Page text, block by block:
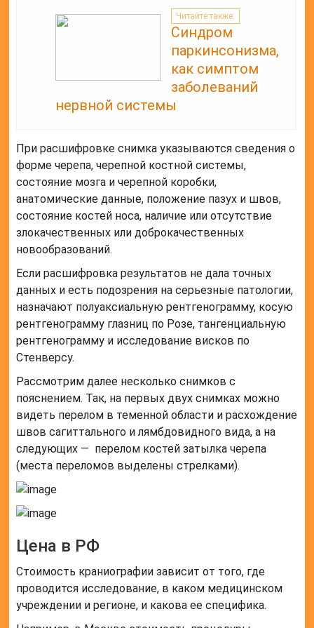
Читайте также:
Синдром
паркинсонизма,
как симптом
заболеваний
нервной системы
При расшифровке снимка указываются сведения о
форме черепа, черепной костной системы,
состояние мозга и черепной коробки,
анатомические данные, положение пазух и швов,
состояние костей носа, наличие или отсутствие
злокачественных или доброкачественных
новообразований.
Если расшифровка результатов не дала точных
данных и есть подозрения на серьезные патологии,
назначают полуаксиальную рентгенограмму, косую
рентгенограмму глазниц по Розе, тангенциальную
рентгенограмму и исследование висков по
Стенверсу.
Рассмотрим далее несколько снимков с
пояснением. Так, на первых двух снимках можно
видеть перелом в теменной области и расхождение
швов сагиттального и лямбдовидного вида, а на
следующих — перелом костей затылка черепа
(места переломов выделены стрелками).
Цена в РФ
Стоимость краниографии зависит от того, где
проводится исследование, в каком медицинском
учреждении и регионе, и какова ее специфика.